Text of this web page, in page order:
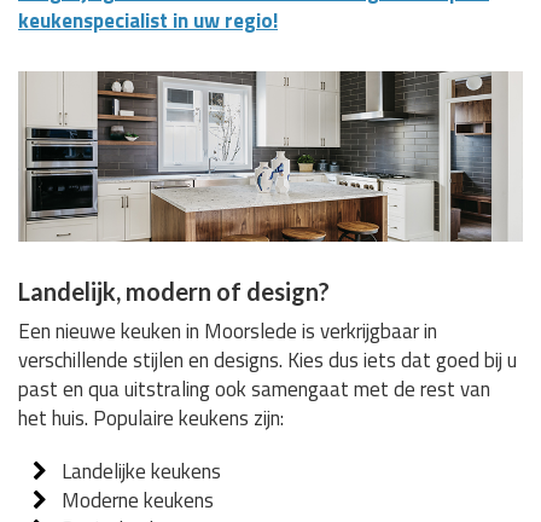
keukenspecialist in uw regio!
Landelijk, modern of design?
Een nieuwe keuken in Moorslede is verkrijgbaar in
verschillende stijlen en designs. Kies dus iets dat goed bij u
past en qua uitstraling ook samengaat met de rest van
het huis. Populaire keukens zijn:
Landelijke keukens
Moderne keukens